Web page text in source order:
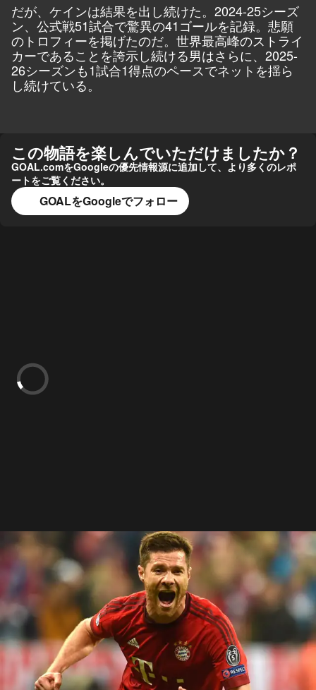
だが、ケインは結果を出し続けた。2024-25シーズ
ン、公式戦51試合で驚異の41ゴールを記録。悲願
のトロフィーを掲げたのだ。世界最高峰のストライ
カーであることを誇示し続ける男はさらに、2025-
26シーズンも1試合1得点のペースでネットを揺ら
し続けている。
この物語を楽しんでいただけましたか？
GOAL.comをGoogleの優先情報源に追加して、より多くのレポ
ートをご覧ください。
GOALをGoogleでフォロー